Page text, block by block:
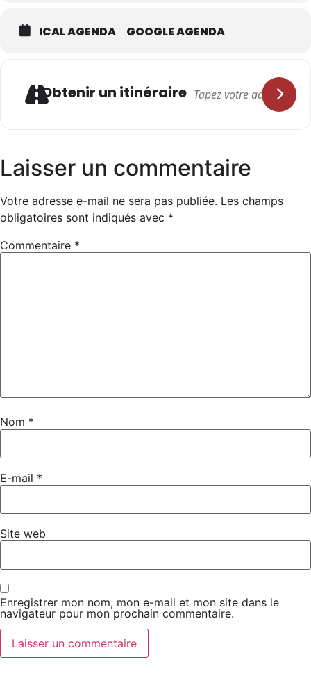
ICAL AGENDA GOOGLE AGENDA
Obtenir un itinéraire
Laisser un commentaire
Votre adresse e-mail ne sera pas publiée. Les champs
obligatoires sont indiqués avec *
Commentaire *
Nom *
E-mail *
Site web
Enregistrer mon nom, mon e-mail et mon site dans le
navigateur pour mon prochain commentaire.